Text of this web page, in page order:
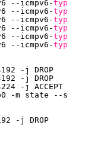
--icmpv6-type
--icmpv6-type
--icmpv6-type
--icmpv6-type
--icmpv6-type
--icmpv6-type
-j DROP
-j DROP
-j ACCEPT
-m state --state
-j DROP